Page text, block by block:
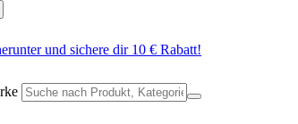
und sichere dir 10 € Rabatt!